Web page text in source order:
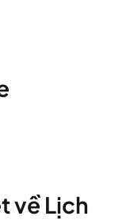
về Lịch